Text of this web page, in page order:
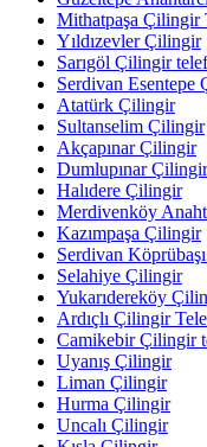
Mithatpaşa Çilingir
Yıldızevler Çilingir
Sarıgöl Çilingir
Serdivan Esentepe
Atatürk Çilingir
Sultanselim Çilingir
Akçapınar Çilingir
Dumlupınar
Halıdere Çilingir
Merdivenköy
Kazımpaşa Çilingir
Serdivan
Selahiye Çilingir
Yukarıdereköy
Ardıçlı Çilingir
Camikebir Çilingir
Uyanış Çilingir
Liman Çilingir
Hurma Çilingir
Uncalı Çilingir